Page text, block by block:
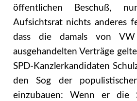
öffentlichen Beschuß,
Aufsichtsrat nichts anderes
dass die damals von
ausgehandelten Verträge
SPD-Kanzlerkandidaten
den Sog der
einzubauen: Wenn er die